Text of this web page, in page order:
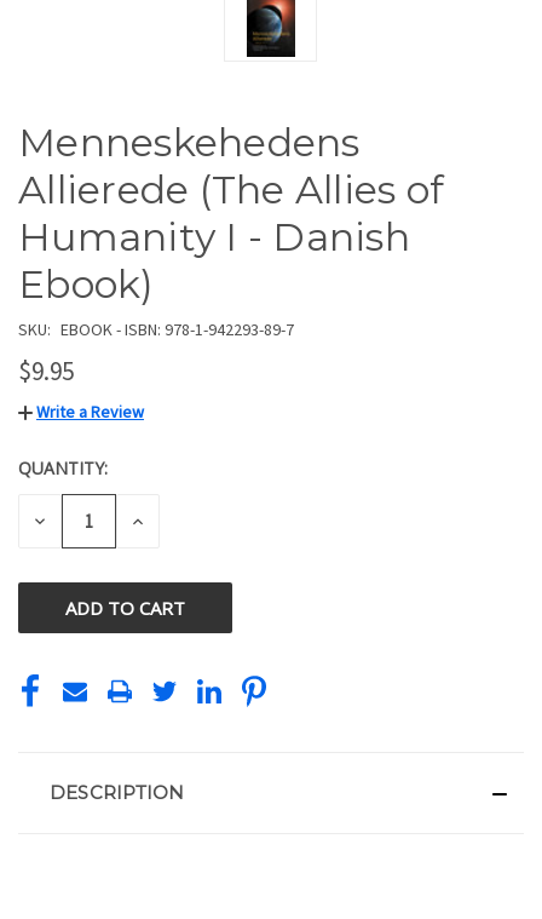
Menneskehedens
Allierede (The Allies of
Humanity I - Danish
Ebook)
SKU: EBOOK - ISBN: 978-1-942293-89-7
$9.95
Write a Review
CURRENT
STOCK:
QUANTITY:
DECREASE INCREASE
DESCRIPTION